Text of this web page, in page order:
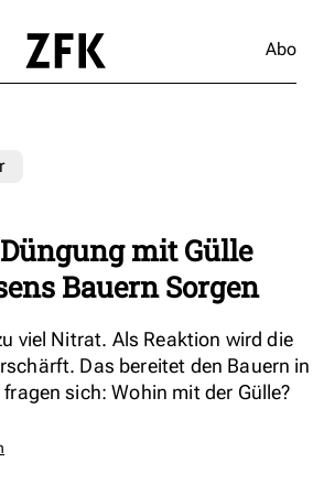
Abo
mit Gülle
Bauern Sorgen
viel Nitrat. Als Reaktion wird die
Das bereitet den Bauern in
sich: Wohin mit der Gülle?